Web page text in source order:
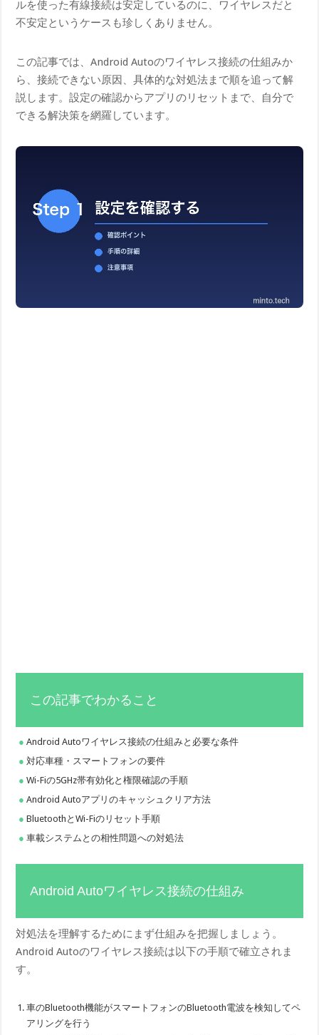
ルを使った有線接続は安定しているのに、ワイヤレスだと
不安定というケースも珍しくありません。
この記事では、Android Autoのワイヤレス接続の仕組みか
ら、接続できない原因、具体的な対処法まで順を追って解
説します。設定の確認からアプリのリセットまで、自分で
できる解決策を網羅しています。
この記事でわかること
Android Autoワイヤレス接続の仕組みと必要な条件
対応車種・スマートフォンの要件
Wi-Fiの5GHz帯有効化と権限確認の手順
Android Autoアプリのキャッシュクリア方法
BluetoothとWi-Fiのリセット手順
車載システムとの相性問題への対処法
Android Autoワイヤレス接続の仕組み
対処法を理解するためにまず仕組みを把握しましょう。
Android Autoのワイヤレス接続は以下の手順で確立されま
す。
車のBluetooth機能がスマートフォンのBluetooth電波を検知してペ
アリングを行う